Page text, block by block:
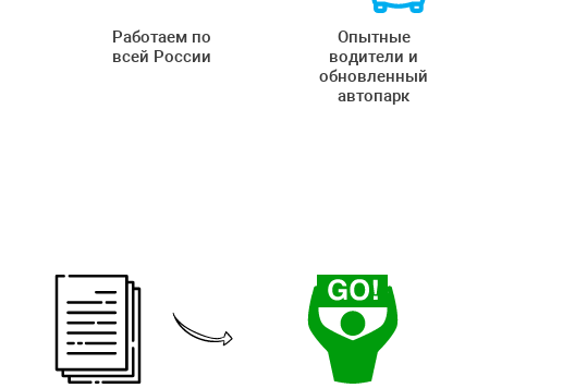
Работаем по
всей России
Опытные
водители и
обновленный
автопарк